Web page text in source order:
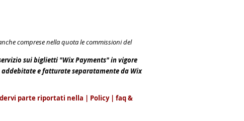
comprese nella quota le commissioni del
sui biglietti "Wix Payments" in vigore
addebitate e fatturate separatamente da Wix
parte riportati nella | Policy | faq &